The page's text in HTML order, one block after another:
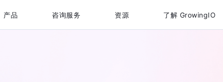
产品 咨询服务 资源 了解 GrowingIO